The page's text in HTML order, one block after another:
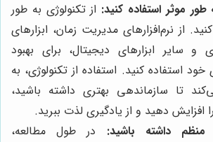
طور موثر استفاده کنید: از تکنولوژی به طور
از نرم‌افزارهای مدیریت زمان، ابزارهای
و سایر ابزارهای دیجیتال، برای بهبود
خود استفاده کنید. استفاده از تکنولوژی، به
تا سازماندهی بهتری داشته باشید،
افزایش دهید و از یادگیری لذت ببرید.
منظم داشته باشید: در طول مطالعه،